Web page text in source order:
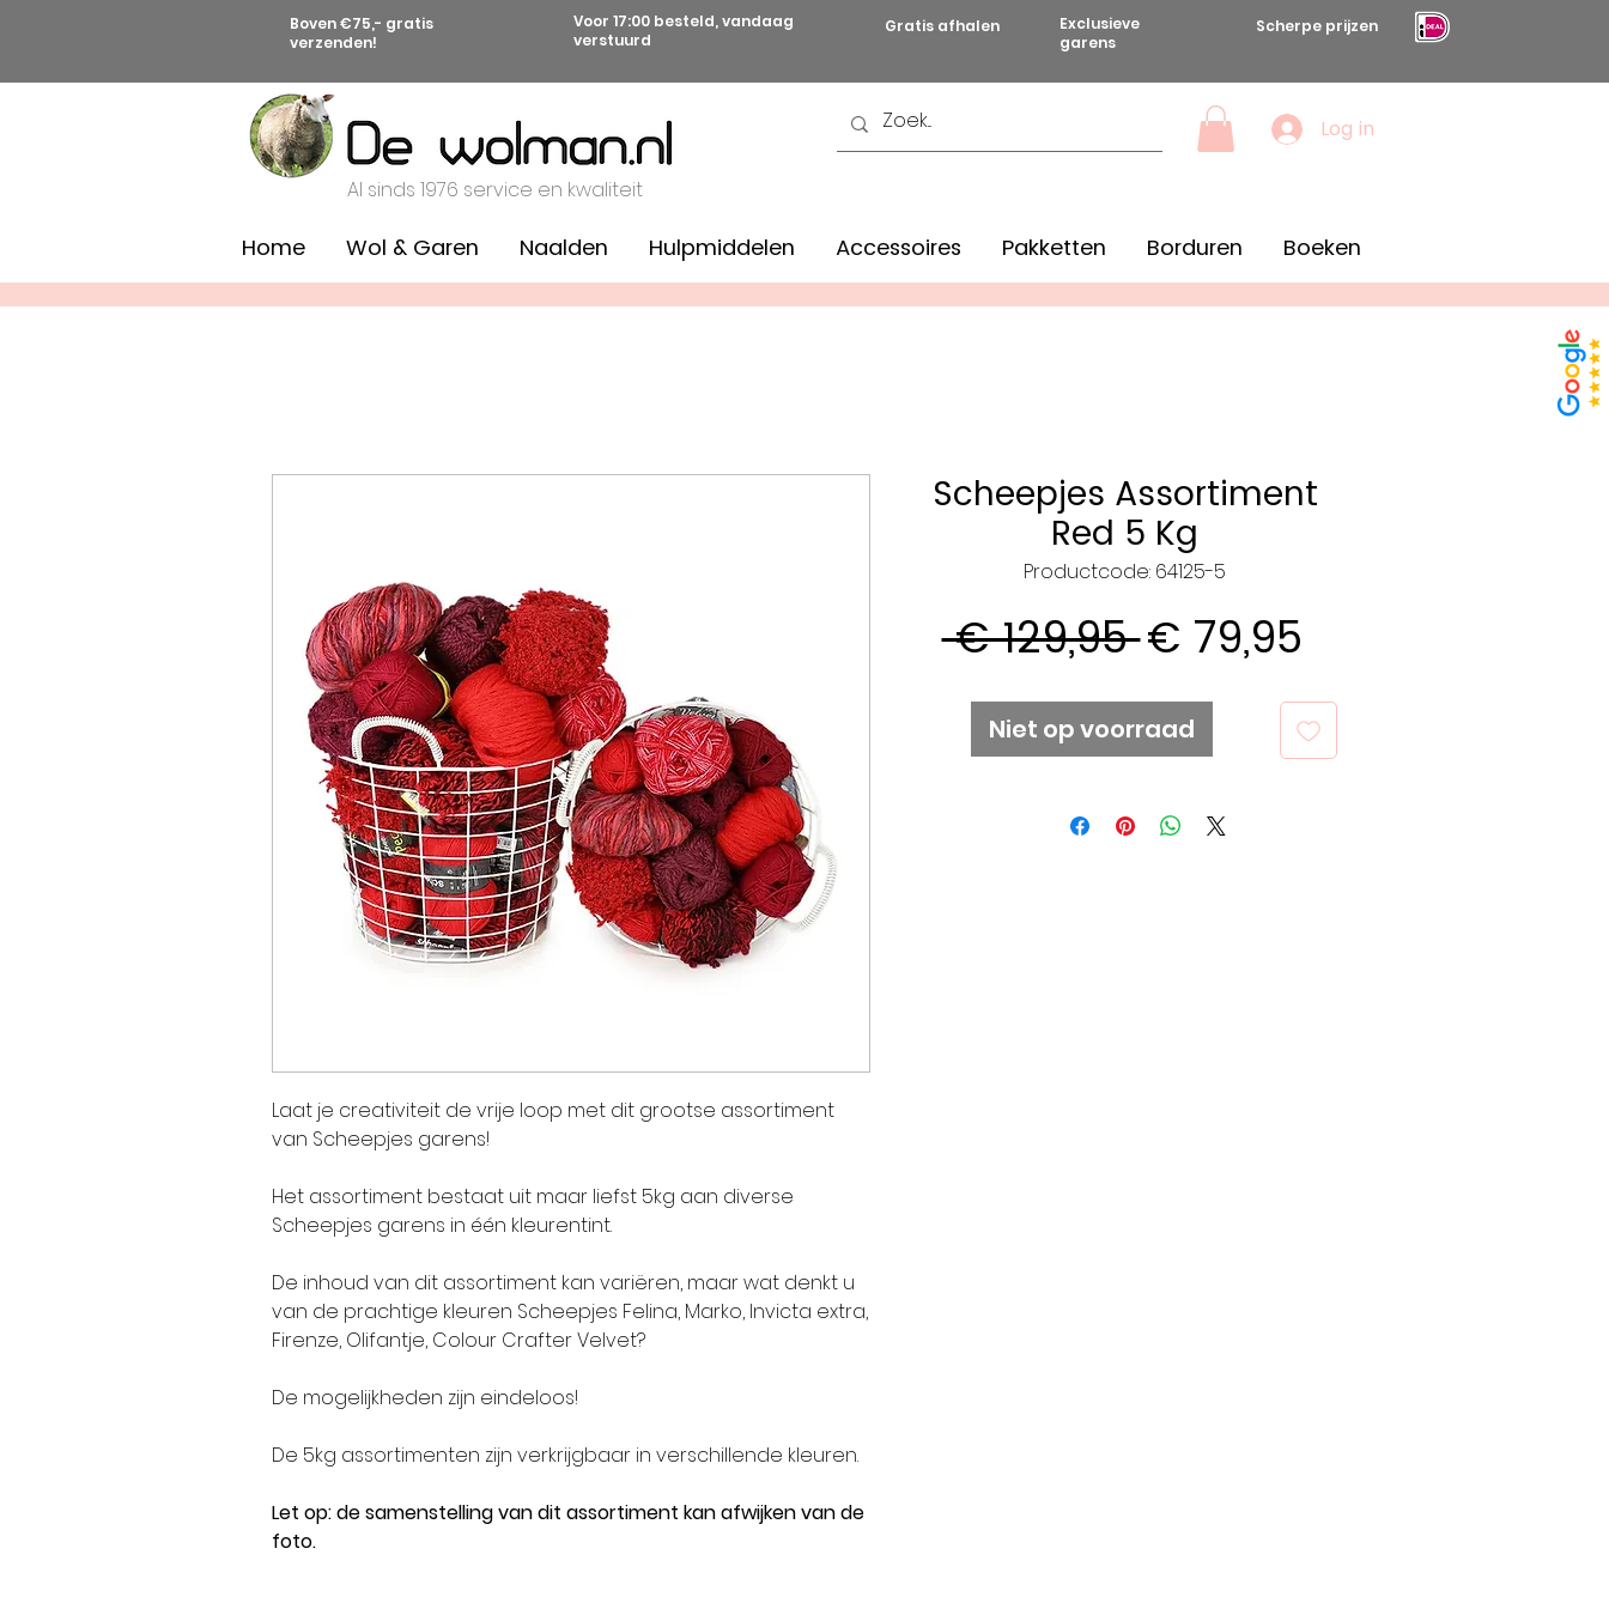
Boven €75,- gratis
verzenden!
Voor 17:00 besteld, vandaag
verstuurd
Gratis afhalen
Exclusieve
garens
Scherpe prijzen
Al sinds 1976 service en kwaliteit
Log in
Home Wol & Garen Naalden Hulpmiddelen Accessoires Pakketten Borduren Boeken
Laat je creativiteit de vrije loop met dit grootse assortiment
van Scheepjes garens!
Het assortiment bestaat uit maar liefst 5kg aan diverse
Scheepjes garens in één kleurentint.
De inhoud van dit assortiment kan variëren, maar wat denkt u
van de prachtige kleuren Scheepjes Felina, Marko, Invicta extra,
Firenze, Olifantje, Colour Crafter Velvet?
De mogelijkheden zijn eindeloos!
De 5kg assortimenten zijn verkrijgbaar in verschillende kleuren.
Let op: de samenstelling van dit assortiment kan afwijken van de
foto.
Scheepjes Assortiment
Red 5 Kg
Productcode: 64125-5
€ 129,95 Normale
prijs
€ 79,95
Niet op voorraad